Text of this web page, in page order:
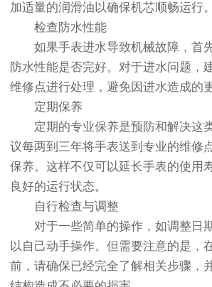
加适量的润滑油以确保机芯顺畅运行。
检查防水性能
如果手表进水导致机械故障，首
防水性能是否完好。对于进水问题，
维修点进行处理，避免因进水造成的
定期保养
定期的专业保养是预防和解决这
议每两到三年将手表送到专业的维修
保养。这样不仅可以延长手表的使用
良好的运行状态。
自行检查与调整
对于一些简单的操作，如调整日
以自己动手操作。但需要注意的是，
前，请确保已经完全了解相关步骤，